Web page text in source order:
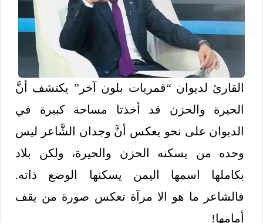
القارئ لديوان “قمريات بلون آخر” يكتشف أنَّ
الحيرة والحزن قد أخذتا مساحة كبيرة في
الديوان على نحو يعكس أنَّ وجدان الشَّاعر ليس
وحده من يسكنه الحزن والحيرة، ولكن بلاد
بكاملها اسمها اليمن يسكنها الوضع ذاته.
فالشاعر ما هو الا مرآة تعكس صورة من يقف
أمامها!